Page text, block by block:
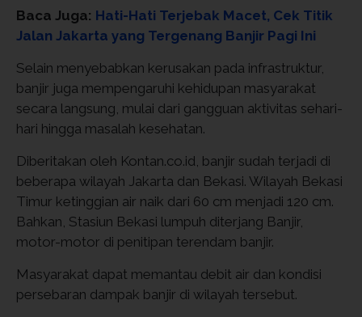
Baca Juga: Hati-Hati Terjebak Macet, Cek Titik
Jalan Jakarta yang Tergenang Banjir Pagi Ini
Selain menyebabkan kerusakan pada infrastruktur,
banjir juga mempengaruhi kehidupan masyarakat
secara langsung, mulai dari gangguan aktivitas sehari-
hari hingga masalah kesehatan.
Diberitakan oleh Kontan.co.id, banjir sudah terjadi di
beberapa wilayah Jakarta dan Bekasi. Wilayah Bekasi
Timur ketinggian air naik dari 60 cm menjadi 120 cm.
Bahkan, Stasiun Bekasi lumpuh diterjang Banjir,
motor-motor di penitipan terendam banjir.
Masyarakat dapat memantau debit air dan kondisi
persebaran dampak banjir di wilayah tersebut.